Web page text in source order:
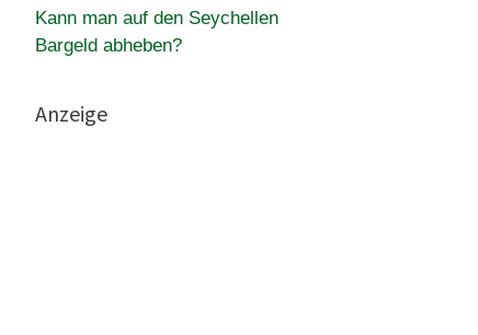
Kann man auf den Seychellen
Bargeld abheben?
Anzeige